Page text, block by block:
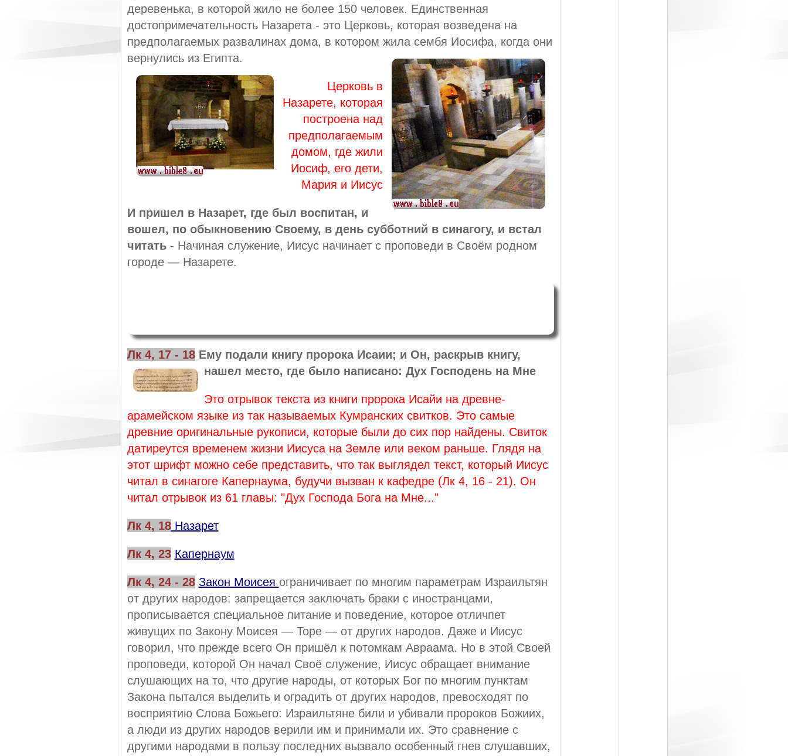
деревенька, в которой жило не более 150 человек. Единственная
достопримечательность Назарета - это Церковь, которая возведена на
предполагаемых развалинах дома, в котором жила сембя Иосифа, когда они
вернулись из Египта.
Церковь в
Назарете, которая
построена над
предполагаемым
домом, где жили
Иосиф, его дети,
Мария и Иисус
И пришел в Назарет, где был воспитан, и
вошел, по обыкновению Своему, в день субботний в синагогу, и встал
читать- Начиная служение, Иисус начинает с проповеди в Своём родном
городе — Назарете.
Лк 4, 17 - 18 Ему подали книгу пророка Исаии; и Он, раскрыв книгу,
нашел место, где было написано: Дух Господень на Мне
Это отрывок текста из книги пророка Исайи на древне-
арамейском языке из так называемых Кумранских свитков. Это самые
древние оригинальные рукописи, которые были до сих пор найдены. Свиток
датиреутся временем жизни Иисуса на Земле или веком раньше. Глядя на
этот шрифт можно себе представить, что так выглядел текст, который Иисус
читал в синагоге Капернаума, будучи вызван к кафедре (Лк 4, 16 - 21). Он
читал отрывок из 61 главы: "Дух Господа Бога на Мне..."
Лк 4, 18Назарет
Лк 4, 23 Капернаум
Лк 4, 24 - 28 Закон Моисея ограничивает по многим параметрам Израильтян
от других народов: запрещается заключать браки с иностранцами,
прописывается специальное питание и поведение, которое отличпет
живущих по Закону Моисея — Торе — от других народов. Даже и Иисус
говорил, что прежде всего Он пришёл к потомкам Авраама. Но в этой Своей
проповеди, которой Он начал Своё служение, Иисус обращает внимание
слушающих на то, что другие народы, от которых Бог по многим пунктам
Закона пытался выделить и оградить от других народов, превосходят по
восприятию Слова Божьего: Израильтяне били и убивали пророков Божиих,
а люди из других народов верили им и принимали их. Это сравнение с
другими народами в пользу последних вызвало особенный гнев слушавших,